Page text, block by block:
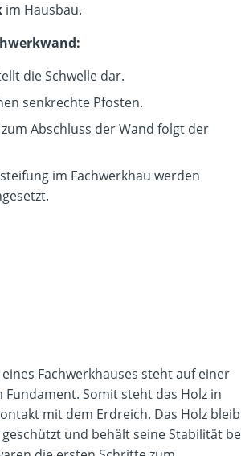
im Hausbau.
die Schwelle dar.
senkrechte Pfosten.
Abschluss der Wand folgt der
im Fachwerkhau werden
eines Fachwerkhauses steht auf einer
Fundament. Somit steht das Holz in
mit dem Erdreich. Das Holz
und behält seine Stabilität